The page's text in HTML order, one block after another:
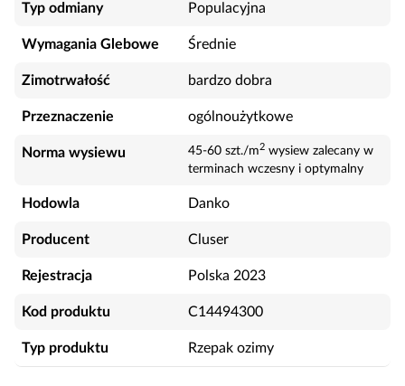
Typ odmiany Populacyjna
Wymagania Glebowe Średnie
Zimotrwałość bardzo dobra
Przeznaczenie ogólnoużytkowe
Norma wysiewu 45-60 szt./m2 wysiew zalecany w
terminach wczesny i optymalny
Hodowla Danko
Producent Cluser
Rejestracja Polska 2023
Kod produktu C14494300
Typ produktu Rzepak ozimy